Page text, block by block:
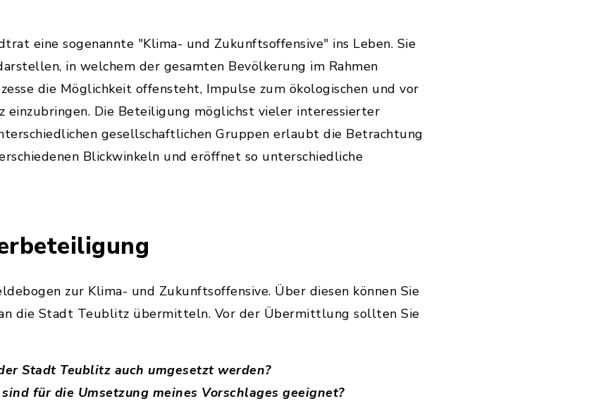
eine sogenannte "Klima- und Zukunftsoffensive" ins Leben. Sie
in welchem der gesamten Bevölkerung im Rahmen
die Möglichkeit offensteht, Impulse zum ökologischen und vor
einzubringen. Die Beteiligung möglichst vieler interessierter
gesellschaftlichen Gruppen erlaubt die Betrachtung
Blickwinkeln und eröffnet so unterschiedliche
zur Klima- und Zukunftsoffensive. Über diesen können Sie
die Stadt Teublitz übermitteln. Vor der Übermittlung sollten Sie
Stadt Teublitz auch umgesetzt werden?
für die Umsetzung meines Vorschlages geeignet?